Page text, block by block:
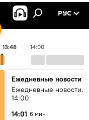
РУС
14:00
13:48
Ежедневные новости
Ежедневные новости.
14:00
14:01 6 мин